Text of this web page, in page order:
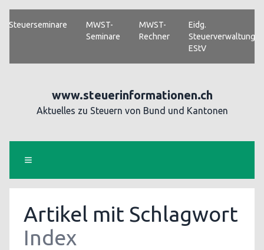
Steuerseminare
MWST-
Seminare
MWST-
Rechner
Eidg.
Steuerverwaltung
EStV
www.steuerinformationen.ch
Aktuelles zu Steuern von Bund und Kantonen
Artikel mit Schlagwort
Index